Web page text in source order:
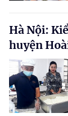
Hà Nội:
huyện